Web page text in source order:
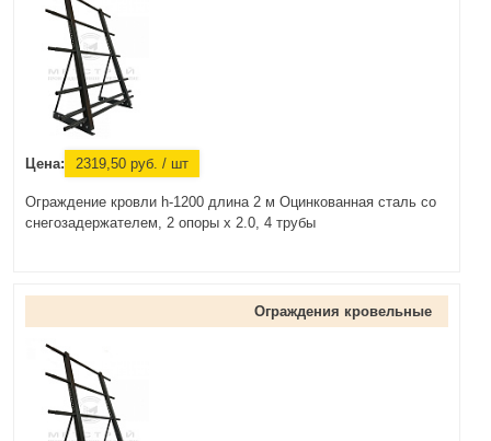
Цена: 2319,50 руб. / шт
Ограждение кровли h-1200 длина 2 м Оцинкованная сталь со
снегозадержателем, 2 опоры х 2.0, 4 трубы
Ограждения кровельные